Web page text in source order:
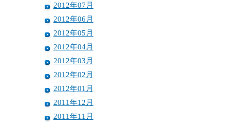
2012年07月
2012年06月
2012年05月
2012年04月
2012年03月
2012年02月
2012年01月
2011年12月
2011年11月